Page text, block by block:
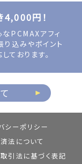
円！
PCMAXアフィ
り込みやポイント
ております。
シーポリシー
法について
引法に基づく表記